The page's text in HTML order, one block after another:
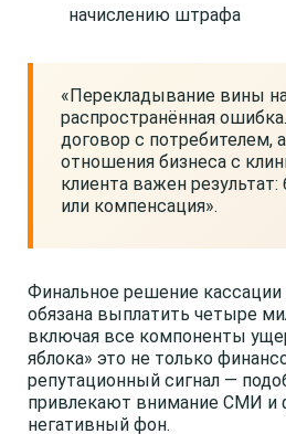
начислению штрафа
«Перекладывание вины
распространённая
договор с потребителем,
отношения бизнеса с
клиента важен
или компенсация».
Финальное решение кассации
обязана выплатить четыре
включая все компоненты
яблока» это не только
репутационный сигнал —
привлекают внимание СМИ и
негативный фон.